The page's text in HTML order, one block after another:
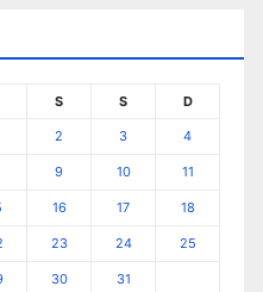
S S D
2 3 4
9 10 11
16 17 18
23 24 25
30 31